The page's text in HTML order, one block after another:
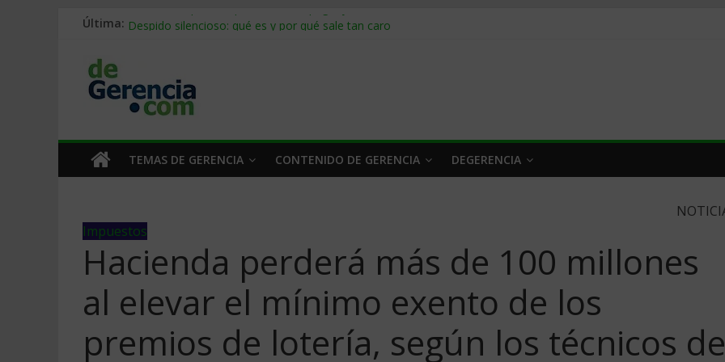
Última: Stablecoins para empresas: cómo pagar y cobrar en 2026
Trabajo forzoso en la cadena de suministro: qué hacer
Mercado hispano de EE. UU.: cómo segmentarlo y venderle
TEMAS DE GERENCIA CONTENIDO DE GERENCIA DEGERENCIA
Impuestos
Hacienda perderá más de 100 millones
al elevar el mínimo exento de los
premios de lotería, según los técnicos de